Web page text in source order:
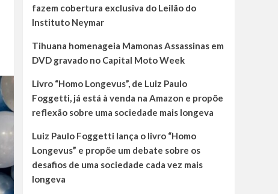
fazem cobertura exclusiva do Leilão do
Instituto Neymar
Tihuana homenageia Mamonas Assassinas em
DVD gravado no Capital Moto Week
Livro “Homo Longevus”, de Luiz Paulo
Foggetti, já está à venda na Amazon e propõe
reflexão sobre uma sociedade mais longeva
Luiz Paulo Foggetti lança o livro “Homo
Longevus” e propõe um debate sobre os
desafios de uma sociedade cada vez mais
longeva